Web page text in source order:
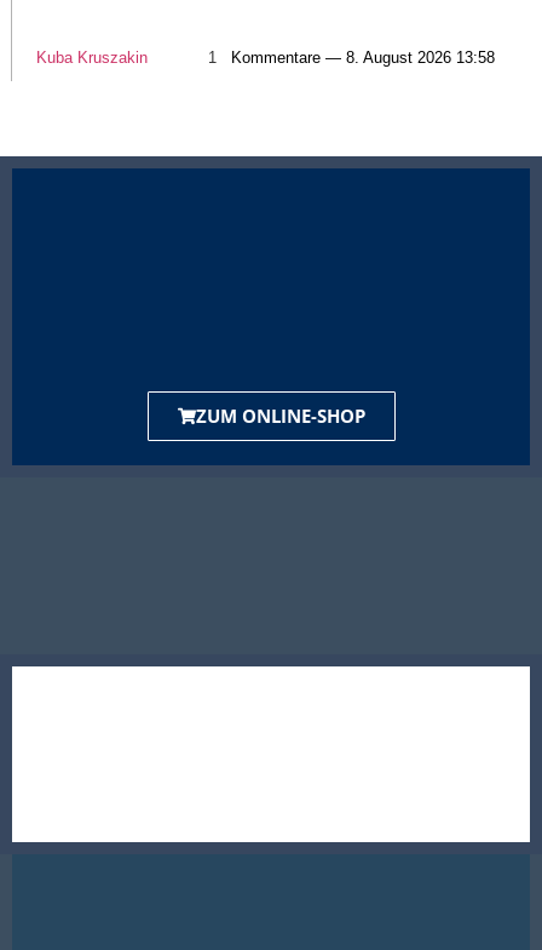
Kuba Kruszakin 1 Kommentare — 8. August 2026 13:58
ZUM ONLINE-SHOP